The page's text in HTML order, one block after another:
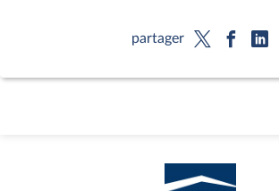
partager